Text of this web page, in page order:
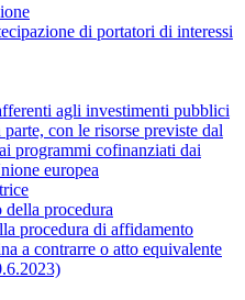
di portatori di interessi
agli investimenti pubblici
con le risorse previste dal
programmi cofinanziati dai
europea
procedura
procedura di affidamento
a contrarre o atto equivalente